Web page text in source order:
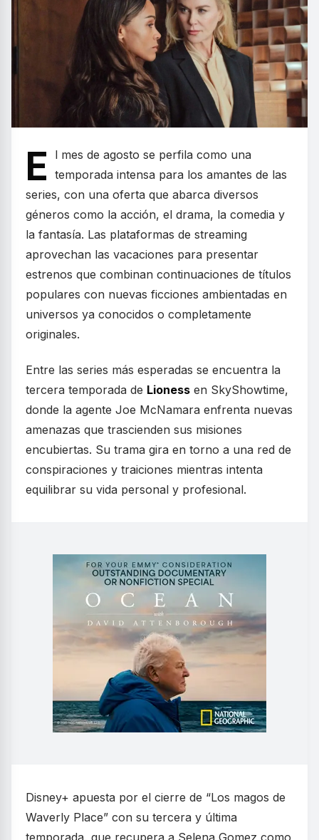
E
l mes de agosto se perfila como una
temporada intensa para los amantes de las
series, con una oferta que abarca diversos
géneros como la acción, el drama, la comedia y
la fantasía. Las plataformas de streaming
aprovechan las vacaciones para presentar
estrenos que combinan continuaciones de títulos
populares con nuevas ficciones ambientadas en
universos ya conocidos o completamente
originales.
Entre las series más esperadas se encuentra la
tercera temporada de Lioness en SkyShowtime,
donde la agente Joe McNamara enfrenta nuevas
amenazas que trascienden sus misiones
encubiertas. Su trama gira en torno a una red de
conspiraciones y traiciones mientras intenta
equilibrar su vida personal y profesional.
Disney+ apuesta por el cierre de “Los magos de
Waverly Place” con su tercera y última
temporada, que recupera a Selena Gomez como